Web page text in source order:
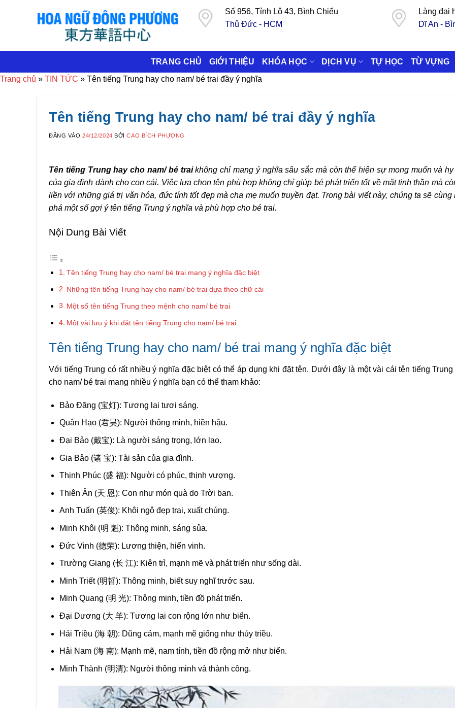
Số 956, Tỉnh Lộ 43, Bình Chiểu
Thủ Đức - HCM
Làng đại
Dĩ An -
TRANG CHỦ GIỚI THIỆU KHÓA HỌC DỊCH VỤ TỰ HỌC TỪ VỰNG
Trang chủ » TIN TỨC » Tên tiếng Trung hay cho nam/ bé trai đầy ý nghĩa
Tên tiếng Trung hay cho nam/ bé trai đầy ý nghĩa
ĐĂNG VÀO24/12/2024 BỞICAO BÍCH PHƯỢNG
Tên tiếng Trung hay cho nam/ bé traikhông chỉ mang ý nghĩa sâu sắc mà còn thể hiện sự mong muốn và
của gia đình dành cho con cái. Việc lựa chọn tên phù hợp không chỉ giúp bé phát triển tốt về mặt tinh thần mà
liền với những giá trị văn hóa, đức tính tốt đẹp mà cha mẹ muốn truyền đạt. Trong bài viết này, chúng ta sẽ cùng
phá một số gợi ý tên tiếng Trung ý nghĩa và phù hợp cho bé trai.
Nội Dung Bài Viết
Tên tiếng Trung hay cho nam/ bé trai mang ý nghĩa đặc biệt
Những tên tiếng Trung hay cho nam/ bé trai dựa theo chữ cái
Một số tên tiếng Trung theo mệnh cho nam/ bé trai
Một vài lưu ý khi đặt tên tiếng Trung cho nam/ bé trai
Tên tiếng Trung hay cho nam/ bé trai mang ý nghĩa đặc biệt
Với tiếng Trung có rất nhiều ý nghĩa đặc biệt có thể áp dụng khi đặt tên. Dưới đây là một vài cái tên tiếng Trung
cho nam/ bé trai mang nhiều ý nghĩa bạn có thể tham khảo:
Bảo Đăng (宝灯): Tương lai tươi sáng.
Quân Hạo (君昊): Người thông minh, hiền hậu.
Đại Bảo (戴宝): Là người sáng trọng, lớn lao.
Gia Bảo (诸 宝): Tài sản của gia đình.
Thịnh Phúc (盛 福): Người có phúc, thịnh vượng.
Thiên Ân (天 恩): Con như món quà do Trời ban.
Anh Tuấn (英俊): Khôi ngô đẹp trai, xuất chúng.
Minh Khôi (明 魁): Thông minh, sáng sủa.
Đức Vinh (德荣): Lương thiện, hiển vinh.
Trường Giang (长 江): Kiên trì, mạnh mẽ và phát triển như sống dài.
Minh Triết (明哲): Thông minh, biết suy nghĩ trước sau.
Minh Quang (明 光): Thông minh, tiền đồ phát triển.
Đại Dương (大 羊): Tương lai con rộng lớn như biển.
Hải Triều (海 朝): Dũng cảm, mạnh mẽ giống như thủy triều.
Hải Nam (海 南): Mạnh mẽ, nam tính, tiền đồ rộng mở như biển.
Minh Thành (明清): Người thông minh và thành công.